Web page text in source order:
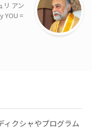
リ アン
YOU =
ィクシャやプログラム